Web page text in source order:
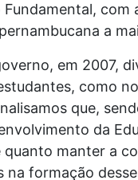
com
a
em 2007,
como
que,
da
manter a
formação